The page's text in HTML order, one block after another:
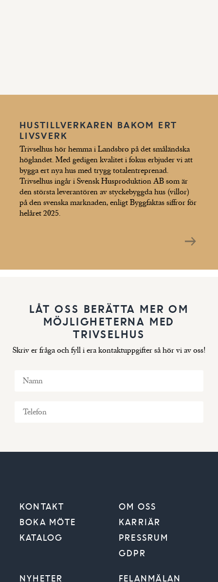
HUSTILLVERKAREN BAKOM ERT
LIVSVERK
Trivselhus hör hemma i Landsbro på det småländska
höglandet. Med gedigen kvalitet i fokus erbjuder vi att
bygga ert nya hus med trygg totalentreprenad.
Trivselhus ingår i Svensk Husproduktion AB som är
den största leverantören av styckebyggda hus (villor)
på den svenska marknaden, enligt Byggfaktas siffror för
helåret 2025.
LÅT OSS BERÄTTA MER OM
MÖJLIGHETERNA MED
TRIVSELHUS
Skriv er fråga och fyll i era kontaktuppgifter så hör vi av oss!
VÄLJ BYGGKOMMUN
KONTAKT
BOKA MÖTE
KATALOG
NYHETER
OM OSS
KARRIÄR
PRESSRUM
GDPR
FELANMÄLAN